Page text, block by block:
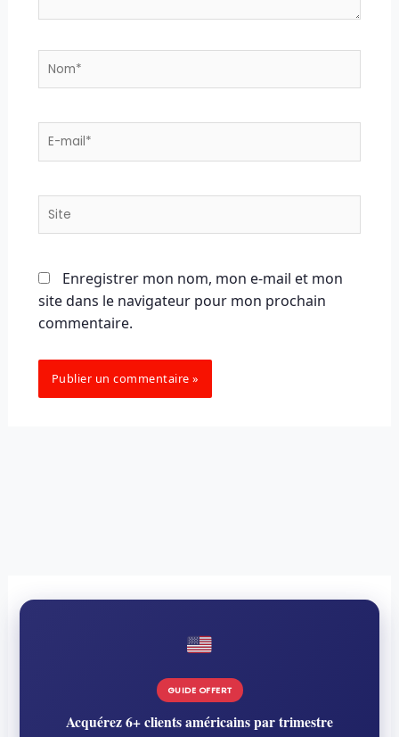
Nom*
E-
Site
Enregistrer mon nom, mon e-mail et mon
site dans le navigateur pour mon prochain
commentaire.
GUIDE OFFERT
Acquérez 6+ clients américains par trimestre